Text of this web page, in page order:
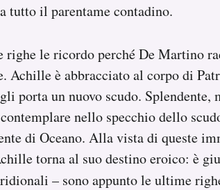
tutto il parentame contadino.
le ricordo perché De Martino
Achille è abbracciato al corpo di
porta un nuovo scudo. Splendente,
nello specchio dello
di Oceano. Alla vista di queste
torna al suo destino eroico: è
– sono appunto le ultime